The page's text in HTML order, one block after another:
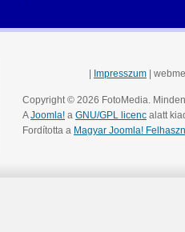
Impresszum |
Copyright © 2026 FotoMedia.
AJoomla! a GNU/GPL licenc alatt
Fordította a Magyar Joomla!